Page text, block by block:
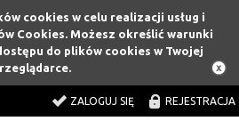
cookies w celu realizacji usług i
Cookies. Możesz określić warunki
do plików cookies w Twojej
ZALOGUJ SIĘ REJESTRACJA